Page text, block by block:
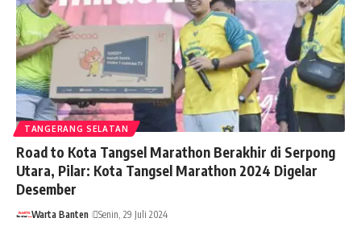
TANGERANG SELATAN
Road to Kota Tangsel Marathon Berakhir di Serpong
Utara, Pilar: Kota Tangsel Marathon 2024 Digelar
Desember
Warta Banten Senin, 29 Juli 2024